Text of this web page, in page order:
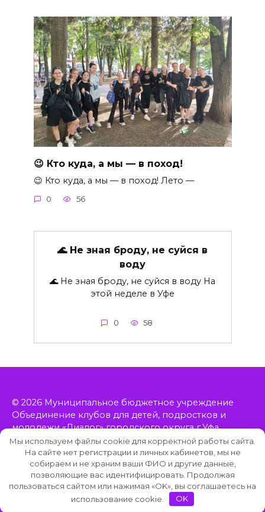
😉 Кто куда, а мы — в поход!
😉 Кто куда, а мы — в поход! Лето —
0 56
🌊 Не зная броду, не суйся в
воду
🌊 Не зная броду, не суйся в воду На
этой неделе в Уфе
0 58
© 2026 Муниципальное бюджетное учреждение
Объединение клубов для детей, подростков и
молодежи «Диалог» городского округа г.Уфа
Республики Башкортостан, включает в себя 11
клубов, расположенных в Орджоникидзевском
районе Уфы.
Мы используем файлы cookie для корректной работы сайта.
На сайте нет регистрации и личных кабинетов, мы не
собираем и не храним ваши ФИО и другие данные,
позволяющие вас идентифицировать. Продолжая
пользоваться сайтом или нажимая «OK», вы соглашаетесь на
использование cookie.
OK